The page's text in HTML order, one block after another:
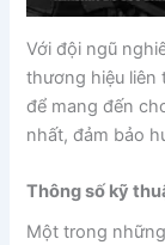
Với đội ngũ
thương hiệu liên
để mang đến
nhất, đảm bảo
Thông số kỹ
Một trong